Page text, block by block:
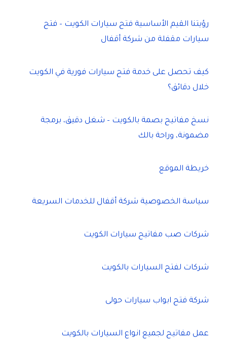
رؤيتنا القيم الأساسية فتح سيارات الكويت – فتح
سيارات مقفلة من شركة أقفال
كيف تحصل على خدمة فتح سيارات فورية في الكويت
خلال دقائق؟
نسخ مفاتيح بصمة بالكويت – شغل دقيق، برمجة
مضمونة، وراحة بالك
خريطة الموقع
سياسة الخصوصية شركة أقفال للخدمات السريعة
شركات صب مفاتيح سيارات الكويت
شركات لفتح السيارات بالكويت
شركة فتح ابواب سيارات حولى
عمل مفاتيح لجميع انواع السيارات بالكويت